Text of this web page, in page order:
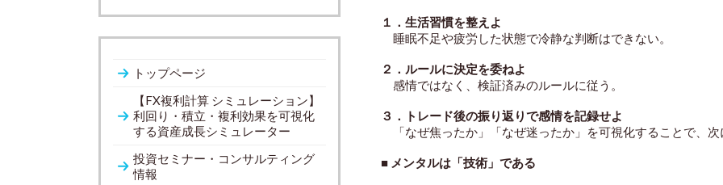
１．生活習慣を整えよ
睡眠不足や疲労した状態で冷静な判断はできない。
２．ルールに決定を委ねよ
感情ではなく、検証済みのルールに従う。
３．トレード後の振り返りで感情を記録せよ
「なぜ焦ったか」「なぜ迷ったか」を可視化することで、次
■ メンタルは「技術」である
トップページ
【FX複利計算 シミュレーション】
利回り・積立・複利効果を可視化
する資産成長シミュレーター
投資セミナー・コンサルティング
情報